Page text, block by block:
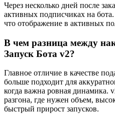
Через несколько дней после
активных подписчиках на
что отображение в активных
В чем разница между
Запуск Бота v2?
Главное отличие в качестве
больше подходит для
когда важна ровная динамика.
разгона, где нужен объем,
быстрый прирост запусков.